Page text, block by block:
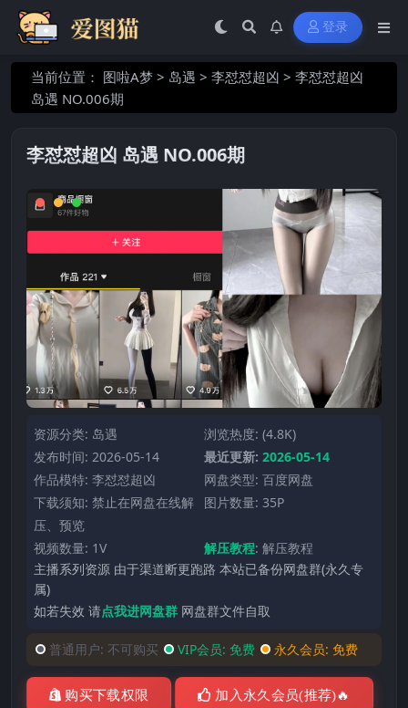
登录
当前位置： 图啦A梦 > 岛遇 > 李怼怼超凶 > 李怼怼超凶
岛遇 NO.006期
李怼怼超凶 岛遇 NO.006期
资源分类: 岛遇
浏览热度: (4.8K)
发布时间: 2026-05-14
最近更新: 2026-05-14
作品模特: 李怼怼超凶
网盘类型: 百度网盘
下载须知: 禁止在网盘在线解
压、预览
图片数量: 35P
视频数量: 1V 解压教程: 解压教程
主播系列资源 由于渠道断更跑路 本站已备份网盘群(永久专
属)
如若失效 请点我进网盘群 网盘群文件自取
普通用户: 不可购买 VIP会员: 免费 永久会员: 免费
购买下载权限 加入永久会员(推荐)🔥